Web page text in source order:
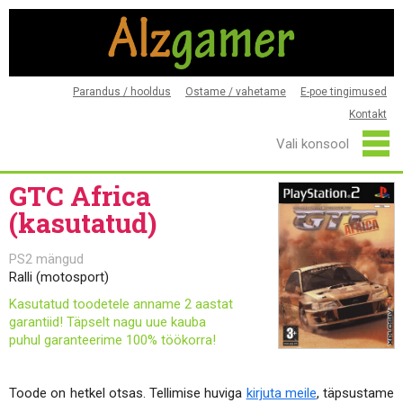
Parandus / hooldus Ostame / vahetame
E-poe tingimused
Kontakt
GTC Africa
(kasutatud)
PS2 mängud
Ralli (motosport)
Kasutatud toodetele anname 2 aastat
garantiid! Täpselt nagu uue kauba
puhul garanteerime 100% töökorra!
Toode on hetkel otsas. Tellimise huviga kirjuta meile, täpsustame